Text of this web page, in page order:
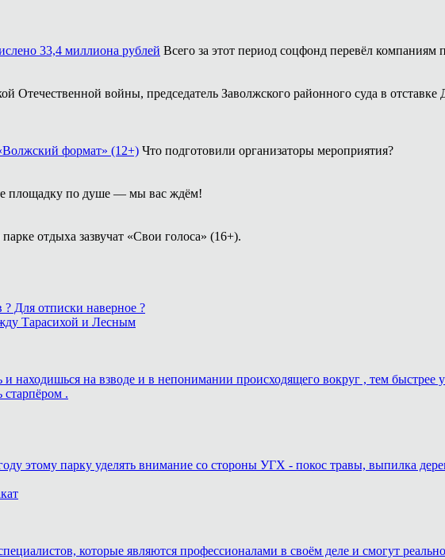
33,4 миллиона рублей Всего за этот период соцфонд перевёл компаниям
Отечественной войны, председатель Заволжского районного суда в
формат» (12+) Что подготовили организаторы мероприятия?
площадку по душе — мы вас ждём!
отдыха зазвучат «Свои голоса» (16+).
? Для отписки наверное ?
Тарасихой и Лесным
и находишься на взводе и в непонимании происходящего вокруг , тем
старпёром .
этому парку уделять внимание со стороны УГХ - покос травы, выпилка
которые являются профессионалами в своём деле и смогут